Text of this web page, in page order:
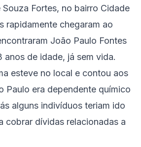
Souza Fortes, no bairro Cidade
rapidamente chegaram ao
João Paulo Fontes
anos de idade, já sem vida.
esteve no local e contou aos
Paulo era dependente químico
alguns indivíduos teriam ido
cobrar dívidas relacionadas a